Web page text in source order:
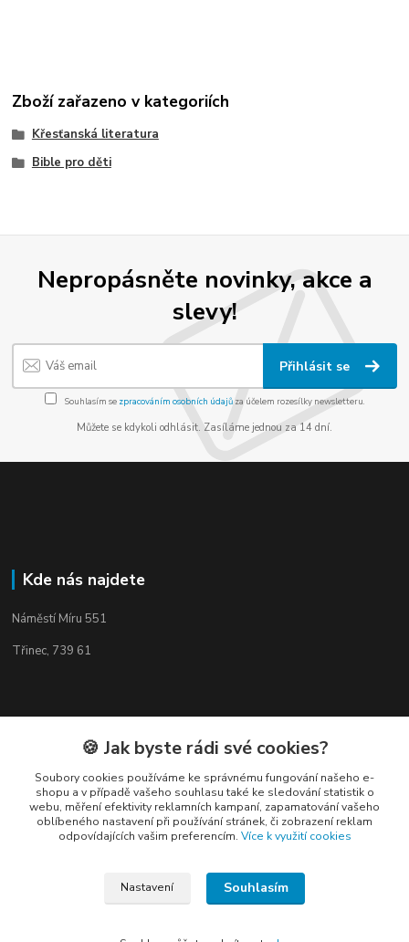
Zboží zařazeno v kategoriích
Křesťanská literatura
Bible pro děti
Nepropásněte novinky, akce a
slevy!
Přihlásit se
Souhlasím se zpracováním osobních údajůza účelem rozesílky newsletteru.
Můžete se kdykoli odhlásit. Zasíláme jednou za 14 dní.
Kde nás najdete
Náměstí Míru 551
Třinec, 739 61
Kontakty
Petr Nedvídek
🍪 Jak byste rádi své cookies?
Soubory cookies používáme ke správnému fungování našeho e-
shopu a v případě vašeho souhlasu také ke sledování statistik o
webu, měření efektivity reklamních kampaní, zapamatování vašeho
oblíbeného nastavení při používání stránek, či zobrazení reklam
odpovídajících vašim preferencím. Více k využití cookies
Nastavení Souhlasím